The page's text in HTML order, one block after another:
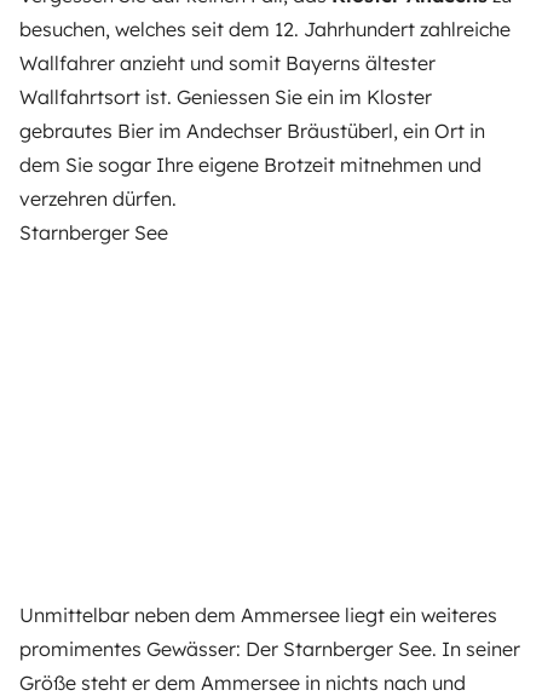
besuchen, welches seit dem 12. Jahrhundert zahlreiche
Wallfahrer anzieht und somit Bayerns ältester
Wallfahrtsort ist. Geniessen Sie ein im Kloster
gebrautes Bier im Andechser Bräustüberl, ein Ort in
dem Sie sogar Ihre eigene Brotzeit mitnehmen und
verzehren dürfen.
Starnberger See
Unmittelbar neben dem Ammersee liegt ein weiteres
promimentes Gewässer: Der Starnberger See. In seiner
Größe steht er dem Ammersee in nichts nach und